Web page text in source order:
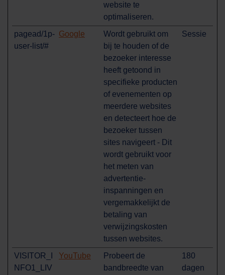
website te
optimaliseren.
pagead/1p-
user-list/#
Google
Wordt gebruikt om
bij te houden of de
bezoeker interesse
heeft getoond in
specifieke producten
of evenementen op
meerdere websites
en detecteert hoe de
bezoeker tussen
sites navigeert - Dit
wordt gebruikt voor
het meten van
advertentie-
inspanningen en
vergemakkelijkt de
betaling van
verwijzingskosten
tussen websites.
Sessie
VISITOR_I
NFO1_LIV
YouTube
Probeert de
bandbreedte van
180
dagen